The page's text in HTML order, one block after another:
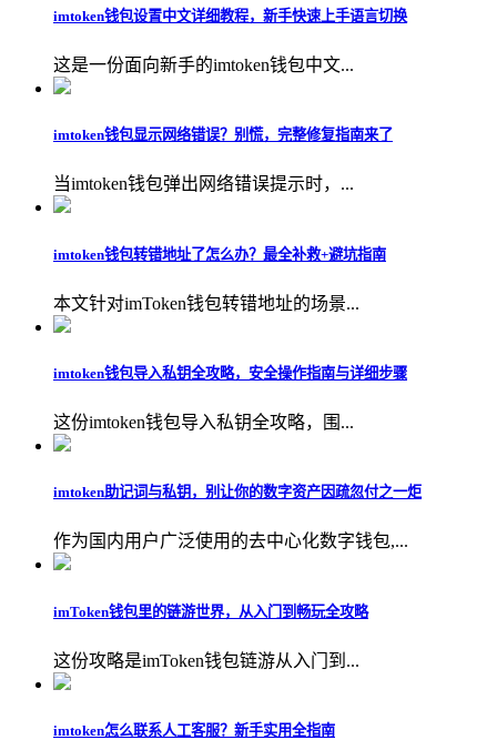
imtoken钱包设置中文详细教程，新手快速上手语言切换
这是一份面向新手的imtoken钱包中文...
imtoken钱包显示网络错误？别慌，完整修复指南来了
当imtoken钱包弹出网络错误提示时，...
imtoken钱包转错地址了怎么办？最全补救+避坑指南
本文针对imToken钱包转错地址的场景...
imtoken钱包导入私钥全攻略，安全操作指南与详细步骤
这份imtoken钱包导入私钥全攻略，围...
imtoken助记词与私钥，别让你的数字资产因疏忽付之一炬
作为国内用户广泛使用的去中心化数字钱包,...
imToken钱包里的链游世界，从入门到畅玩全攻略
这份攻略是imToken钱包链游从入门到...
imtoken怎么联系人工客服？新手实用全指南